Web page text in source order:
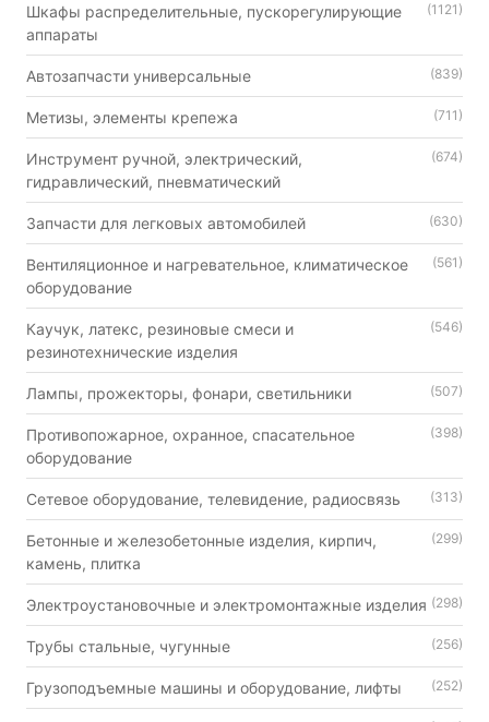
Шкафы распределительные, пускорегулирующие
аппараты
(1121)
Автозапчасти универсальные (839)
Метизы, элементы крепежа (711)
Инструмент ручной, электрический,
гидравлический, пневматический
(674)
Запчасти для легковых автомобилей (630)
Вентиляционное и нагревательное, климатическое
оборудование
(561)
Каучук, латекс, резиновые смеси и
резинотехнические изделия
(546)
Лампы, прожекторы, фонари, светильники (507)
Противопожарное, охранное, спасательное
оборудование
(398)
Сетевое оборудование, телевидение, радиосвязь (313)
Бетонные и железобетонные изделия, кирпич,
камень, плитка
(299)
Электроустановочные и электромонтажные изделия (298)
Трубы стальные, чугунные (256)
Грузоподъемные машины и оборудование, лифты (252)